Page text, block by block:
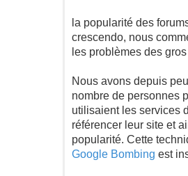
la popularité des
crescendo, nous
les problèmes des
Nous avons depuis
nombre de personnes
utilisaient les services
référencer leur site et
popularité. Cette
Google Bombing est